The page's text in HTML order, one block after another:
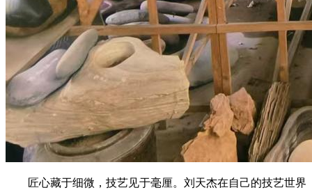
匠心藏于细微，技艺见于毫厘。刘天杰在自己的技艺世界